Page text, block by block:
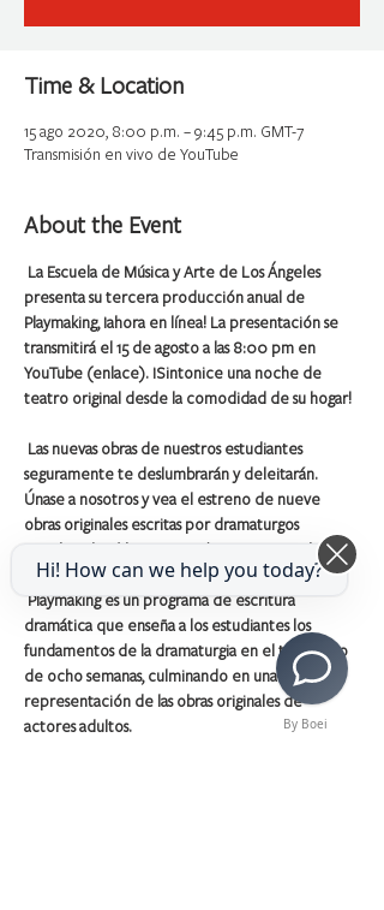
Time & Location
15 ago 2020, 8:00 p.m. – 9:45 p.m. GMT-7
Transmisión en vivo de YouTube
About the Event
La Escuela de Música y Arte de Los Ángeles
presenta su tercera producción anual de
Playmaking, ¡ahora en línea! La presentación se
transmitirá el 15 de agosto a las 8:00 pm en
YouTube (enlace). ¡Sintonice una noche de
teatro original desde la comodidad de su hogar!
Las nuevas obras de nuestros estudiantes
seguramente te deslumbrarán y deleitarán.
Únase a nosotros y vea el estreno de nueve
obras originales escritas por dramaturgos
estudiantiles (de 9 a 11 años) e interpretadas y
dirigidas por artistas adultos.
Playmaking es un programa de escritura
dramática que enseña a los estudiantes los
fundamentos de la dramaturgia en el transcurso
de ocho semanas, culminando en una
representación de las obras originales de
actores adultos.
By Boei
Hi! How can we help you today?